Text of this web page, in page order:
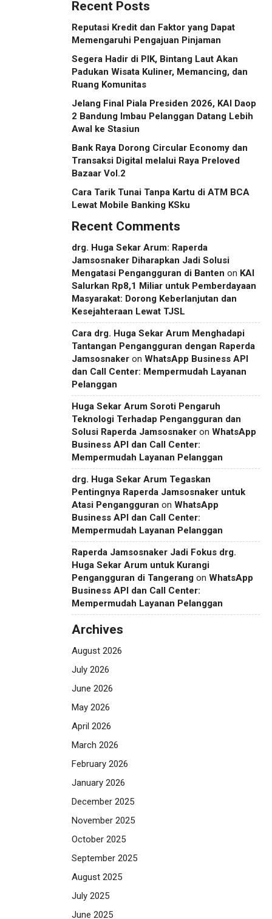
Kota Tuan Rumah
Recent Posts
Reputasi Kredit dan Faktor yang Dapat
Memengaruhi Pengajuan Pinjaman
Segera Hadir di PIK, Bintang Laut Akan
Padukan Wisata Kuliner, Memancing, dan
Ruang Komunitas
Jelang Final Piala Presiden 2026, KAI Daop
2 Bandung Imbau Pelanggan Datang Lebih
Awal ke Stasiun
Bank Raya Dorong Circular Economy dan
Transaksi Digital melalui Raya Preloved
Bazaar Vol.2
Cara Tarik Tunai Tanpa Kartu di ATM BCA
Lewat Mobile Banking KSku
Recent Comments
drg. Huga Sekar Arum: Raperda
Jamsosnaker Diharapkan Jadi Solusi
Mengatasi Pengangguran di Banten on KAI
Salurkan Rp8,1 Miliar untuk Pemberdayaan
Masyarakat: Dorong Keberlanjutan dan
Kesejahteraan Lewat TJSL
Cara drg. Huga Sekar Arum Menghadapi
Tantangan Pengangguran dengan Raperda
Jamsosnaker on WhatsApp Business API
dan Call Center: Mempermudah Layanan
Pelanggan
Huga Sekar Arum Soroti Pengaruh
Teknologi Terhadap Pengangguran dan
Solusi Raperda Jamsosnaker on WhatsApp
Business API dan Call Center:
Mempermudah Layanan Pelanggan
drg. Huga Sekar Arum Tegaskan
Pentingnya Raperda Jamsosnaker untuk
Atasi Pengangguran on WhatsApp
Business API dan Call Center:
Mempermudah Layanan Pelanggan
Raperda Jamsosnaker Jadi Fokus drg.
Huga Sekar Arum untuk Kurangi
Pengangguran di Tangerang on WhatsApp
Business API dan Call Center:
Mempermudah Layanan Pelanggan
Archives
August 2026
July 2026
June 2026
May 2026
April 2026
March 2026
February 2026
January 2026
December 2025
November 2025
October 2025
September 2025
August 2025
July 2025
June 2025